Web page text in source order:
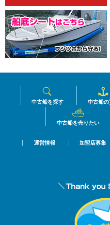
中古船を探す 中古船の
中古船を売りたい
運営情報 加盟店募集